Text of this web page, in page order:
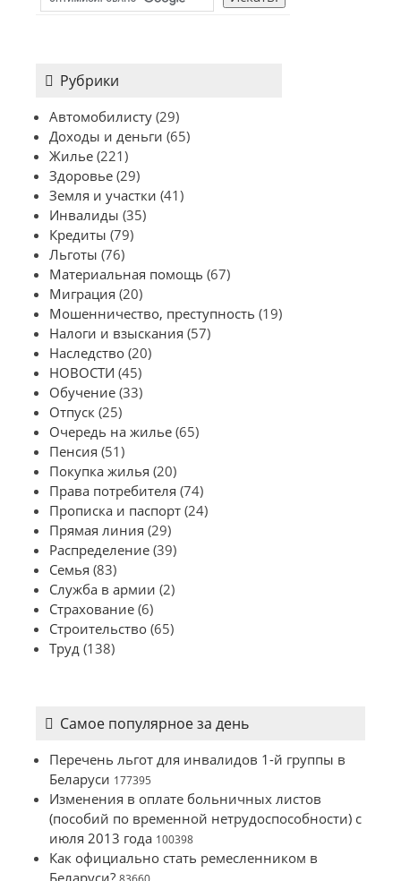
Рубрики
Автомобилисту (29)
Доходы и деньги (65)
Жилье (221)
Здоровье (29)
Земля и участки (41)
Инвалиды (35)
Кредиты (79)
Льготы (76)
Материальная помощь (67)
Миграция (20)
Мошенничество, преступность (19)
Налоги и взыскания (57)
Наследство (20)
НОВОСТИ (45)
Обучение (33)
Отпуск (25)
Очередь на жилье (65)
Пенсия (51)
Покупка жилья (20)
Права потребителя (74)
Прописка и паспорт (24)
Прямая линия (29)
Распределение (39)
Семья (83)
Служба в армии (2)
Страхование (6)
Строительство (65)
Труд (138)
Самое популярное за день
Перечень льгот для инвалидов 1-й группы в
Беларуси 177395
Изменения в оплате больничных листов
(пособий по временной нетрудоспособности) с
июля 2013 года 100398
Как официально стать ремесленником в
Беларуси?